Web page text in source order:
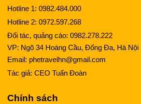
Hotline 1: 0982.484.000
Hotline 2: 0972.597.268
Đối tác, quảng cáo: 0982.278.222
VP: Ngõ 34 Hoàng Cầu, Đống Đa, Hà Nội
Email: phetravelhn@gmail.com
Tác giả: CEO Tuấn Đoàn
Chính sách